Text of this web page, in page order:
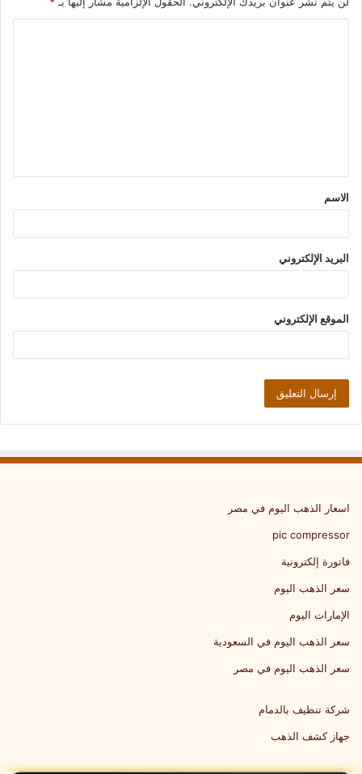
ق
*
الاسم
البريد الإلكتروني
الموقع الإلكتروني
اسعار الذهب اليوم في مصر
pic compressor
فاتورة إلكترونية
سعر الذهب اليوم
الإمارات اليوم
سعر الذهب اليوم في السعودية
سعر الذهب اليوم في مصر
شركة تنظيف بالدمام
جهاز كشف الذهب